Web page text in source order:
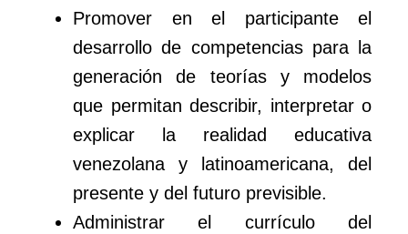
Promover en el participante el
desarrollo de competencias para la
generación de teorías y modelos
que permitan describir, interpretar o
explicar la realidad educativa
venezolana y latinoamericana, del
presente y del futuro previsible.
Administrar el currículo del